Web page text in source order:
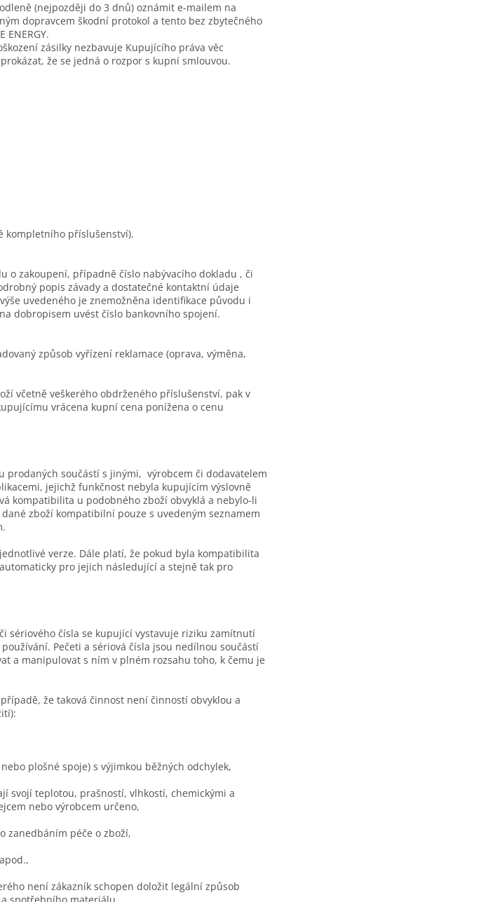
(nejpozději do 3 dnů) oznámit e-mailem na
dopravcem škodní protokol a tento bez zbytečného
ENERGY.
zásilky nezbavuje Kupujícího práva věc
prokázat, že se jedná o rozpor s kupní smlouvou.
kompletního příslušenství).
o zakoupení, případně číslo nabývacího dokladu , či
popis závady a dostatečné kontaktní údaje
uvedeného je znemožněna identifikace původu i
dobropisem uvést číslo bankovního spojení.
způsob vyřízení reklamace (oprava, výměna,
včetně veškerého obdrženého příslušenství, pak v
vrácena kupní cena ponížena o cenu
prodaných součástí s jinými, výrobcem či dodavatelem
jejichž funkčnost nebyla kupujícím výslovně
kompatibilita u podobného zboží obvyklá a nebylo-li
dané zboží kompatibilní pouze s uvedeným seznamem
verze. Dále platí, že pokud byla kompatibilita
pro jejich následující a stejně tak pro
sériového čísla se kupující vystavuje riziku zamítnutí
Pečeti a sériová čísla jsou nedílnou součástí
a manipulovat s ním v plném rozsahu toho, k čemu je
že taková činnost není činností obvyklou a
plošné spoje) s výjimkou běžných odchylek,
svojí teplotou, prašností, vlhkostí, chemickými a
nebo výrobcem určeno,
zanedbáním péče o zboží,
není zákazník schopen doložit legální způsob